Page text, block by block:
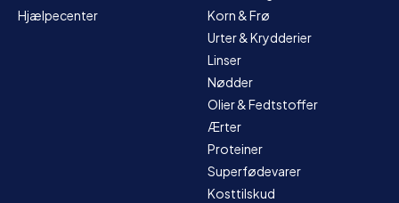
Hjælpecenter
Korn & Frø
Urter & Krydderier
Linser
Nødder
Olier & Fedtstoffer
Ærter
Proteiner
Superfødevarer
Kosttilskud